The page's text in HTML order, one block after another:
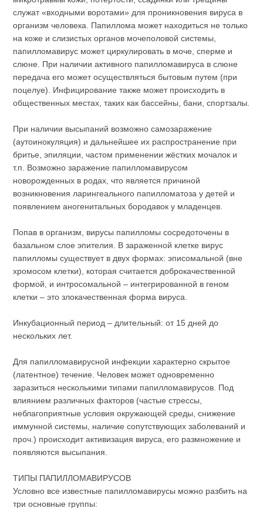
служат «входными воротами» для проникновения вируса в
организм человека. Папиллома может находиться не только
на коже и слизистых органов мочеполовой системы,
папилломавирус может циркулировать в моче, сперме и
слюне. При наличии активного папилломавируса в слюне
передача его может осуществляться бытовым путем (при
поцелуе). Инфицирование также может происходить в
общественных местах, таких как бассейны, бани, спортзалы.
При наличии высыпаний возможно самозаражение
(аутоинокуляция) и дальнейшее их распространение при
бритье, эпиляции, частом применении жёстких мочалок и
т.п. Возможно заражение папилломавирусом
новорожденных в родах, что является причиной
возникновения ларингеального папилломатоза у детей и
появлением аногенитальных бородавок у младенцев.
Попав в организм, вирусы папилломы сосредоточены в
базальном слое эпителия. В зараженной клетке вирус
папилломы существует в двух формах: эписомальной (вне
хромосом клетки), которая считается доброкачественной
формой, и интросомальной – интегрированной в геном
клетки – это злокачественная форма вируса.
Инкубационный период – длительный: от 15 дней до
нескольких лет.
Для папилломавирусной инфекции характерно скрытое
(латентное) течение. Человек может одновременно
заразиться несколькими типами папилломавирусов. Под
влиянием различных факторов (частые стрессы,
неблагоприятные условия окружающей среды, снижение
иммунной системы, наличие сопутствующих заболеваний и
проч.) происходит активизация вируса, его размножение и
появляются высыпания.
ТИПЫ ПАПИЛЛОМАВИРУСОВ
Условно все известные папилломавирусы можно разбить на
три основные группы: